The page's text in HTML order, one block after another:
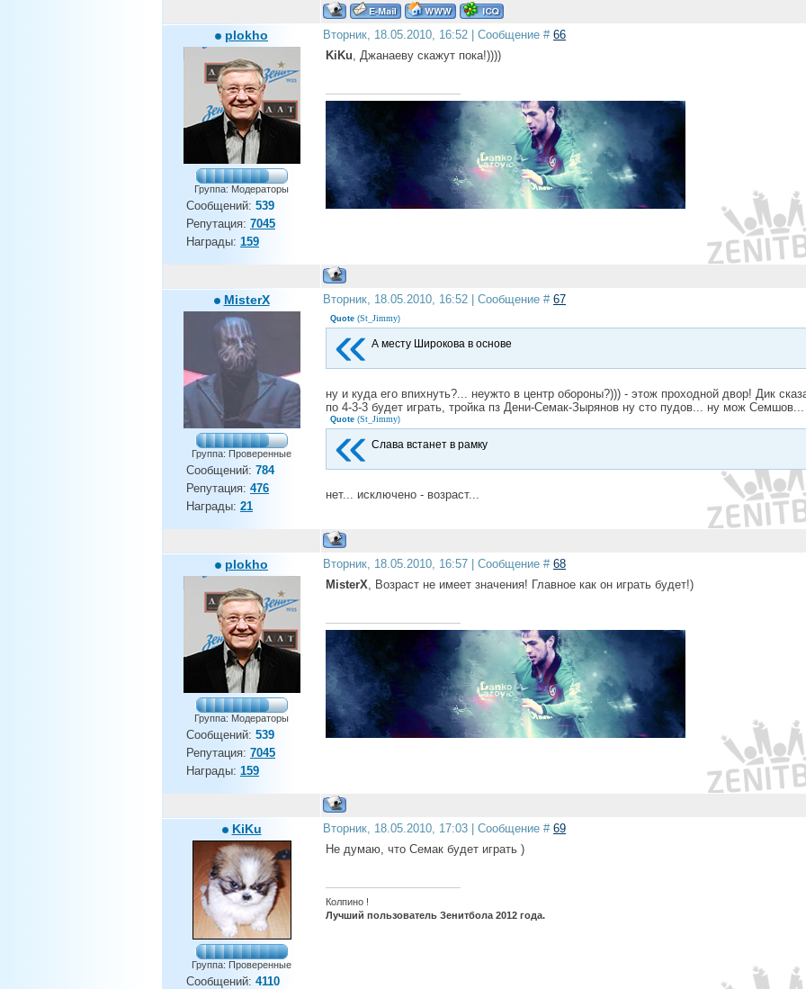
plokho
Группа: Модераторы
Сообщений: 539
Репутация: 7045
Награды: 159
Вторник, 18.05.2010, 16:52 | Сообщение # 66
KiKu, Джанаеву скажут пока!))))
MisterX
Группа: Проверенные
Сообщений: 784
Репутация: 476
Награды: 21
Вторник, 18.05.2010, 16:52 | Сообщение # 67
Quote (St_Jimmy)
А месту Широкова в основе
ну и куда его впихнуть?... неужто в центр обороны?))) - этож проходной двор! Дик
по 4-3-3 будет играть, тройка пз Дени-Семак-Зырянов ну сто пудов... ну мож Семшов...
Quote (St_Jimmy)
Слава встанет в рамку
нет... исключено - возраст...
plokho
Группа: Модераторы
Сообщений: 539
Репутация: 7045
Награды: 159
Вторник, 18.05.2010, 16:57 | Сообщение # 68
MisterX, Возраст не имеет значения! Главное как он играть будет!)
KiKu
Группа: Проверенные
Сообщений: 4110
Вторник, 18.05.2010, 17:03 | Сообщение # 69
Не думаю, что Семак будет играть )
Колпино !
Лучший пользователь Зенитбола 2012 года.